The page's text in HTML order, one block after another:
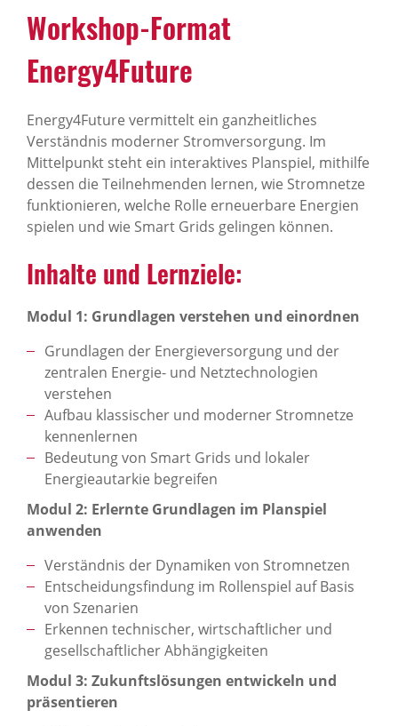
Work­shop-Format
Energy4Future
Energy4Future vermittelt ein ganzheitliches
Verständnis moderner Stromversorgung. Im
Mittelpunkt steht ein interaktives Planspiel, mithilfe
dessen die Teilnehmenden lernen, wie Stromnetze
funktionieren, welche Rolle erneuerbare Energien
spielen und wie Smart Grids gelingen können.
Inhalte und Lern­ziele:
Modul 1: Grundlagen verstehen und einordnen
Grundlagen der Energieversorgung und der
zentralen Energie- und Netztechnologien
verstehen
Aufbau klassischer und moderner Stromnetze
kennenlernen
Bedeutung von Smart Grids und lokaler
Energieautarkie begreifen
Modul 2: Erlernte Grundlagen im Planspiel
anwenden
Verständnis der Dynamiken von Stromnetzen
Entscheidungsfindung im Rollenspiel auf Basis
von Szenarien
Erkennen technischer, wirtschaftlicher und
gesellschaftlicher Abhängigkeiten
Modul 3: Zukunftslösungen entwickeln und
präsentieren